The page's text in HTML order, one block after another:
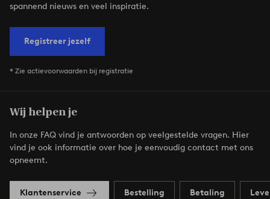
spannend nieuws en veel inspiratie.
Registreer jezelf
* Zie actievoorwaarden bij registratie
Wij helpen je
In onze FAQ vind je antwoorden op veelgestelde vragen. Hier
vind je ook informatie over hoe je eenvoudig contact met ons
opneemt.
Klantenservice Bestelling Betaling